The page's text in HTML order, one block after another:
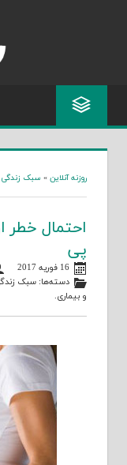
روزنه آنلاین » سبک زندگی
احتمال خطر
پی
16 فوریه 2017
دسته‌ها:سبک
و بیماری.